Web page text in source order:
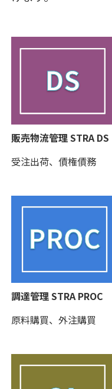
販売物流管理 STRA DS
受注出荷、債権債務
調達管理 STRA PROC
原料購買、外注購買